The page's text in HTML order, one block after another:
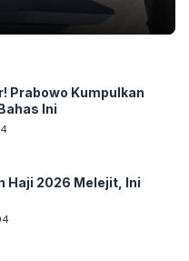
Prabowo Kumpulkan
Ini
Haji 2026 Melejit, Ini